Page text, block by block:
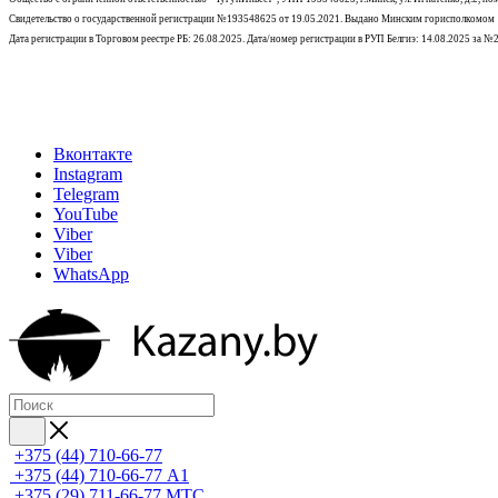
Свидетельство о государственной регистрации №193548625 от 19.05.2021. Выдано Минским горисполкомом
Дата регистрации в Торговом реестре РБ: 26.08.2025. Дата/номер регистрации в РУП Белгиэ: 14.08.2025 за
Вконтакте
Instagram
Telegram
YouTube
Viber
Viber
WhatsApp
+375 (44) 710-66-77
+375 (44) 710-66-77 А1